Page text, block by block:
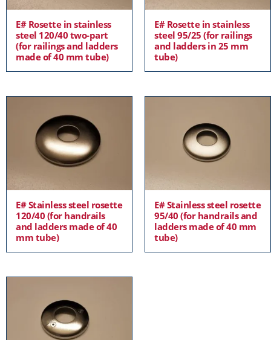
E# Rosette in stainless
steel 120/40 two-part
(for railings and ladders
made of 40 mm tube)
E# Rosette in stainless
steel 95/25 (for railings
and ladders in 25 mm
tube)
E# Stainless steel rosette
120/40 (for handrails
and ladders made of 40
mm tube)
E# Stainless steel rosette
95/40 (for handrails and
ladders made of 40 mm
tube)